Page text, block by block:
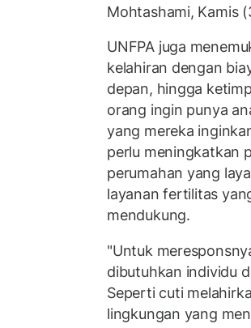
Mohtashami, Kamis
UNFPA juga
kelahiran dengan
depan, hingga
orang ingin punya
yang mereka
perlu meningkatkan
perumahan yang
layanan fertilitas
mendukung.
"Untuk
dibutuhkan individu
Seperti cuti
lingkungan yang